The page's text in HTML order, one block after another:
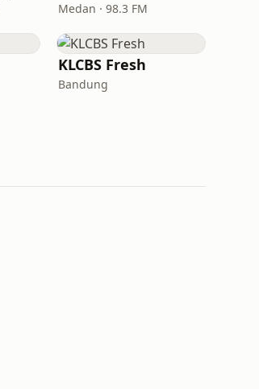
Medan · 98.3 FM
KLCBS Fresh
Bandung